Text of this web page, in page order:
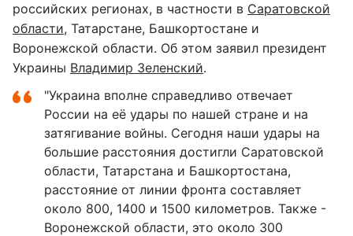
российских регионах, в частности в Саратовской
области, Татарстане, Башкортостане и
Воронежской области. Об этом заявил президент
Украины Владимир Зеленский.
"Украина вполне справедливо отвечает
России на её удары по нашей стране и на
затягивание войны. Сегодня наши удары на
большие расстояния достигли Саратовской
области, Татарстана и Башкортостана,
расстояние от линии фронта составляет
около 800, 1400 и 1500 километров. Также -
Воронежской области, это около 300